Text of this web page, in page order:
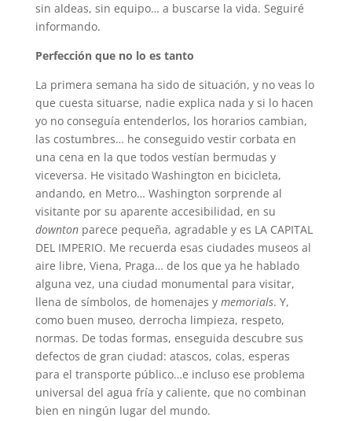
sin aldeas, sin equipo… a buscarse la vida. Seguiré
informando.
Perfección que no lo es tanto
La primera semana ha sido de situación, y no veas lo
que cuesta situarse, nadie explica nada y si lo hacen
yo no conseguía entenderlos, los horarios cambian,
las costumbres… he conseguido vestir corbata en
una cena en la que todos vestían bermudas y
viceversa. He visitado Washington en bicicleta,
andando, en Metro… Washington sorprende al
visitante por su aparente accesibilidad, en su
downtonparece pequeña, agradable y es LA CAPITAL
DEL IMPERIO. Me recuerda esas ciudades museos al
aire libre, Viena, Praga… de los que ya he hablado
alguna vez, una ciudad monumental para visitar,
llena de símbolos, de homenajes y memorials. Y,
como buen museo, derrocha limpieza, respeto,
normas. De todas formas, enseguida descubre sus
defectos de gran ciudad: atascos, colas, esperas
para el transporte público…e incluso ese problema
universal del agua fría y caliente, que no combinan
bien en ningún lugar del mundo.